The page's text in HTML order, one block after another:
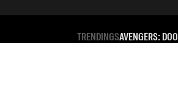
TRENDINGSAVENGERS: